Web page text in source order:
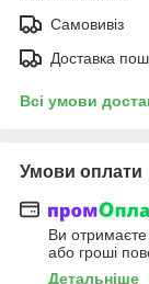
Самовивіз
Доставка
Всі умови
Умови оплати
Ви
або гроші
Детальніше